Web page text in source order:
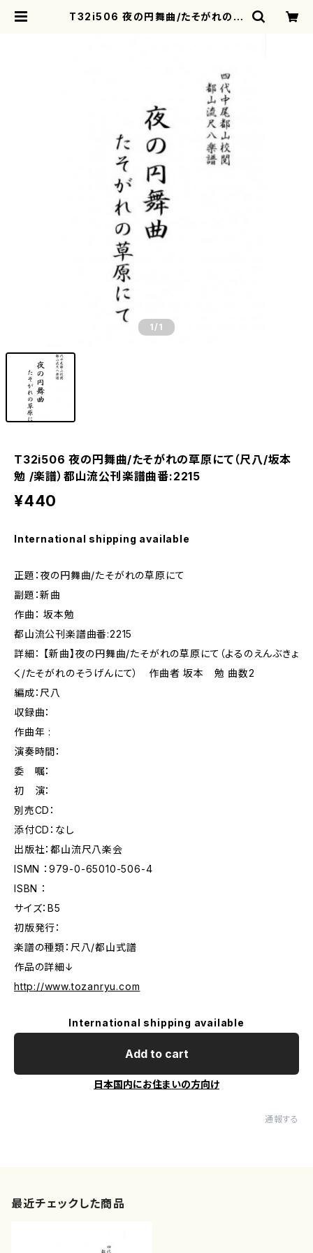
T32i506 夜の円舞曲/たそがれの草
1 /1
T32i506 夜の円舞曲/たそがれの草原にて（尺八/坂本
勉 /楽譜）都山流公刊楽譜曲番:2215
¥440
International shipping available
正題：夜の円舞曲/たそがれの草原にて
副題：新曲
作曲： 坂本勉
都山流公刊楽譜曲番:2215
詳細： 【新曲】夜の円舞曲/たそがれの草原にて（よるのえんぶきょ
く/たそがれのそうげんにて） 作曲者 坂本 勉 曲数2
編成：尺八
収録曲：
作曲年 :
演奏時間：
委 嘱：
初 演：
別売CD：
添付CD：なし
出版社：都山流尺八楽会
ISMN ：979-0-65010-506-4
ISBN ：
サイズ：B5
初版発行：
楽譜の種類：尺八/都山式譜
作品の詳細↓
http://www.tozanryu.com
International shipping available
Add to cart
日本国内にお住まいの方向け
通報する
最近チェックした商品